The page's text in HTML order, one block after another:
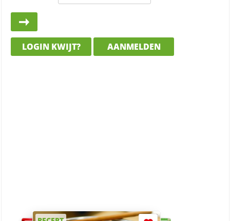
LOGIN KWIJT? AANMELDEN